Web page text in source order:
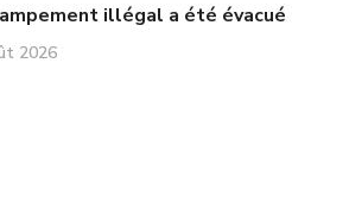
illégal a été évacué
2026